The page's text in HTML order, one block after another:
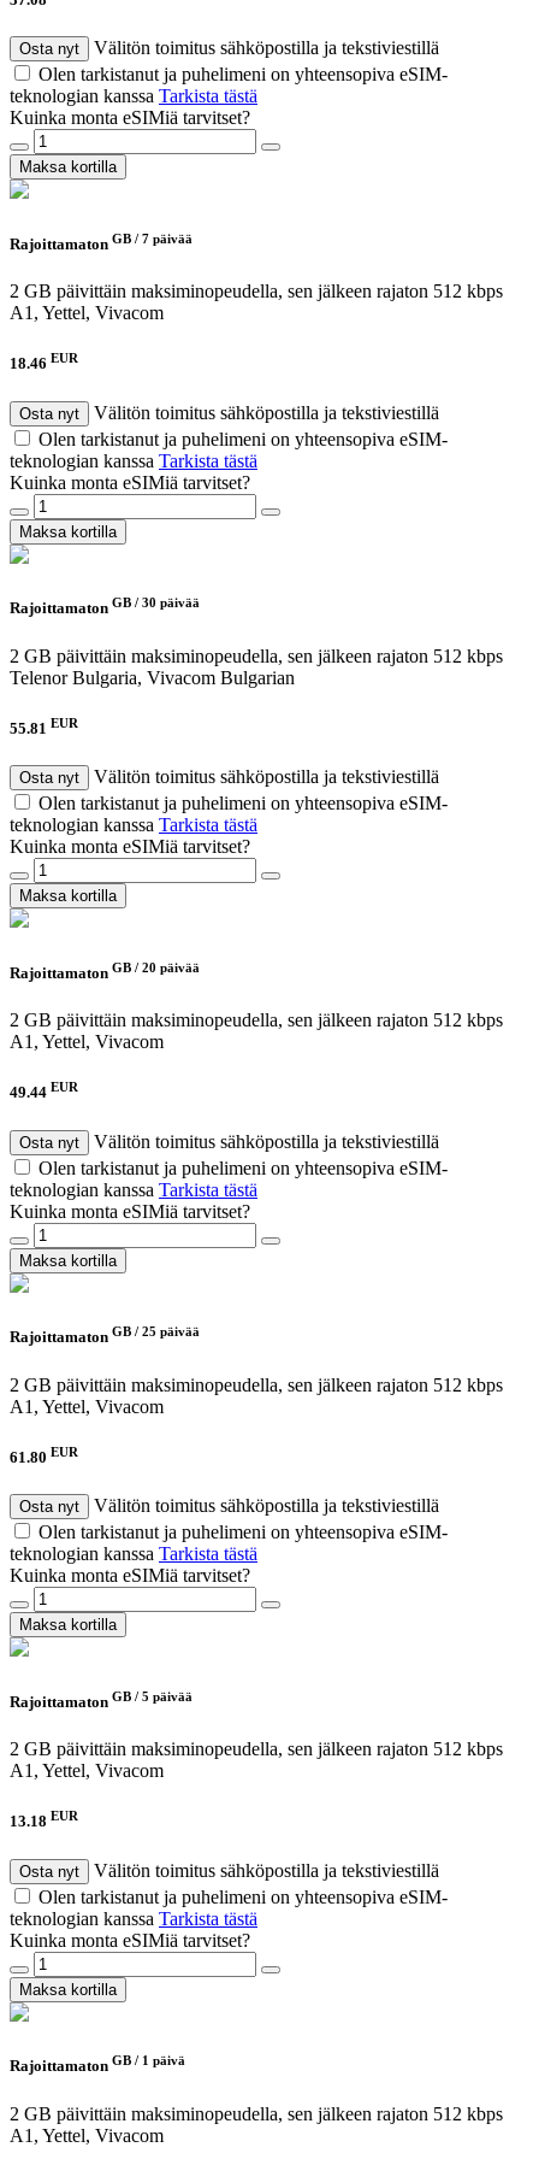
Osta nyt
Välitön toimitus sähköpostilla ja tekstiviestillä
Olen tarkistanut ja puhelimeni on yhteensopiva eSIM-
teknologian kanssa Tarkista tästä
Kuinka monta eSIMiä tarvitset?
Maksa kortilla
Rajoittamaton GB / 7 päivää
2 GB päivittäin maksiminopeudella, sen jälkeen rajaton 512 kbps
A1, Yettel, Vivacom
18.46 EUR
Osta nyt
Välitön toimitus sähköpostilla ja tekstiviestillä
Olen tarkistanut ja puhelimeni on yhteensopiva eSIM-
teknologian kanssa Tarkista tästä
Kuinka monta eSIMiä tarvitset?
Maksa kortilla
Rajoittamaton GB / 30 päivää
2 GB päivittäin maksiminopeudella, sen jälkeen rajaton 512 kbps
Telenor Bulgaria, Vivacom Bulgarian
55.81 EUR
Osta nyt
Välitön toimitus sähköpostilla ja tekstiviestillä
Olen tarkistanut ja puhelimeni on yhteensopiva eSIM-
teknologian kanssa Tarkista tästä
Kuinka monta eSIMiä tarvitset?
Maksa kortilla
Rajoittamaton GB / 20 päivää
2 GB päivittäin maksiminopeudella, sen jälkeen rajaton 512 kbps
A1, Yettel, Vivacom
49.44 EUR
Osta nyt
Välitön toimitus sähköpostilla ja tekstiviestillä
Olen tarkistanut ja puhelimeni on yhteensopiva eSIM-
teknologian kanssa Tarkista tästä
Kuinka monta eSIMiä tarvitset?
Maksa kortilla
Rajoittamaton GB / 25 päivää
2 GB päivittäin maksiminopeudella, sen jälkeen rajaton 512 kbps
A1, Yettel, Vivacom
61.80 EUR
Osta nyt
Välitön toimitus sähköpostilla ja tekstiviestillä
Olen tarkistanut ja puhelimeni on yhteensopiva eSIM-
teknologian kanssa Tarkista tästä
Kuinka monta eSIMiä tarvitset?
Maksa kortilla
Rajoittamaton GB / 5 päivää
2 GB päivittäin maksiminopeudella, sen jälkeen rajaton 512 kbps
A1, Yettel, Vivacom
13.18 EUR
Osta nyt
Välitön toimitus sähköpostilla ja tekstiviestillä
Olen tarkistanut ja puhelimeni on yhteensopiva eSIM-
teknologian kanssa Tarkista tästä
Kuinka monta eSIMiä tarvitset?
Maksa kortilla
Rajoittamaton GB / 1 päivä
2 GB päivittäin maksiminopeudella, sen jälkeen rajaton 512 kbps
A1, Yettel, Vivacom